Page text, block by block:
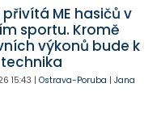
ME hasičů v
sportu. Kromě
výkonů bude k
15:43 | Ostrava-Poruba | Jana